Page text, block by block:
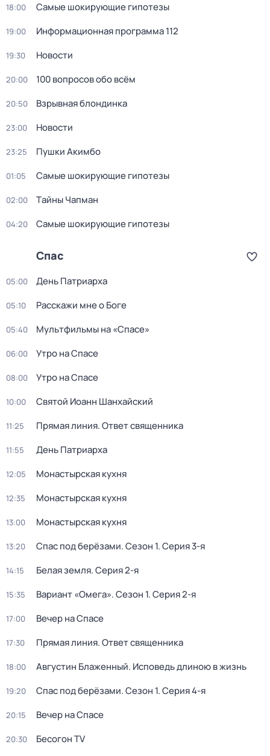
18:00 Самые шoкиpующие гипотезы
19:00 Информационная программа 112
19:30 Новости
20:00 100 вопросов обо всём
20:50 Взрывная блондинка
23:00 Новости
23:25 Пушки Акимбо
01:05 Самые шoкиpующие гипотезы
02:00 Тaйны Чапман
04:20 Самые шoкиpующие гипотезы
Спас
05:00 День Патриарха
05:10 Расскажи мне о Боге
05:40 Мультфильмы на «Спасе»
06:00 Утро на Спасе
08:00 Утро на Спасе
10:00 Святой Иоанн Шанхайский
11:25 Прямая линия. Ответ священника
11:55 День Патриарха
12:05 Монастырская кухня
12:35 Монастырская кухня
13:00 Монастырская кухня
13:20 Спас под берёзами. Сезон 1. Серия 3-я
14:15 Белая земля. Серия 2-я
15:35 Вариант «Омега». Сезон 1. Серия 2-я
17:00 Вечер на Спасе
17:30 Прямая линия. Ответ священника
18:00 Августин Блаженный. Исповедь длиною в жизнь
19:20 Спас под берёзами. Сезон 1. Серия 4-я
20:15 Вечер на Спасе
20:30 Бесогон TV